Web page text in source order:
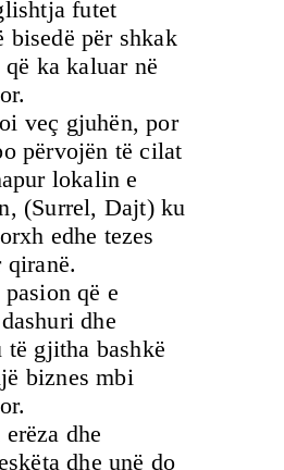
futet
bisedë për shkak
ka kaluar në
veç gjuhën, por
përvojën të cilat
lokalin e
(Surrel, Dajt) ku
edhe tezes
qiranë.
që e
dhe
gjitha bashkë
biznes mbi
dhe
dhe unë do